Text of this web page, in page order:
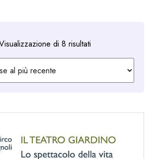
di 8 risultatiOrdina
in
al
recente